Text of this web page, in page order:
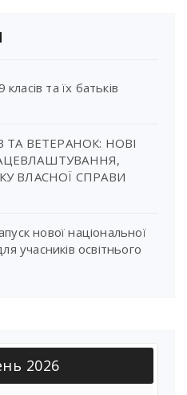
та їх батьків
ТА ВЕТЕРАНОК: НОВІ
ВЛАСНОЇ СПРАВИ
нової національної
учасників освітнього
2026